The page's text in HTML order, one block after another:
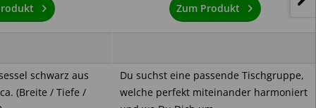
Zum Produkt
schwarz aus
(Breite / Tiefe /
Du suchst eine passende Tischgruppe,
welche perfekt miteinander harmoniert